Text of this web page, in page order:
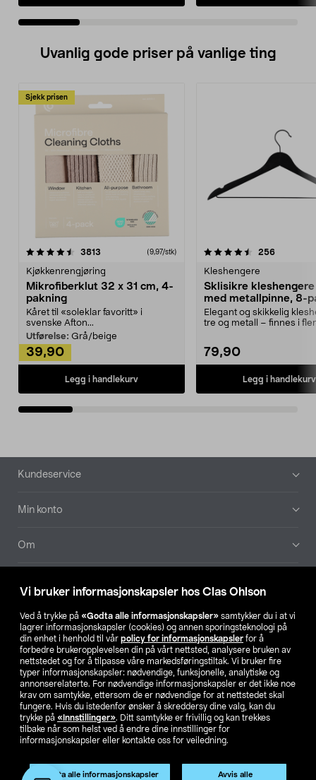
Vi bruker informasjonskapsler hos Clas Ohlson
Ved å trykke på «Godta alle informasjonskapsler» samtykker du i at vi
lagrer informasjonskapsler (cookies) og annen sporingsteknologi på
din enhet i henhold til vår policy for informasjonskapsler for å
forbedre brukeropplevelsen din på vårt nettsted, analysere bruken av
nettstedet og for å tilpasse våre markedsføringstiltak. Vi bruker fire
typer informasjonskapsler: nødvendige, funksjonelle, analytiske og
annonserelaterte. For nødvendige informasjonskapsler er det ikke noe
krav om samtykke, ettersom de er nødvendige for at nettstedet skal
fungere. Hvis du istedenfor ønsker å skreddersy dine valg, kan du
trykke på «Innstillinger». Ditt samtykke er frivillig og kan trekkes
tilbake når som helst ved å endre dine innstillinger for
informasjonskapsler eller kontakte oss for veiledning.
Godta alle informasjonskapsler Avvis alle
Uvanlig gode priser på vanlige ting
Sjekk prisen
3813 anmeldelser(9,97/stk)
Kjøkkenrengjøring
Mikrofiberklut 32 x 31 cm, 4-
pakning
Kåret til «soleklar favoritt» i
svenske Afton...
Utførelse: Grå/beige
39,90
Legg i handlekurv
4.5av 5 stjerner 256
Kleshengere
Sklisikre
med metallpinne, 8-
Elegant og skikkelig
tre og metall – finnes i
79,90
Legg i handlekurv
4.5av 5 stjerner
Bunntekst
Kundeservice
Min konto
Om
Våre selskaper
Finn din butikk
SE NO FI
Privacy statement Medlemsvilkår Kjøpsvilkår For bedrifter